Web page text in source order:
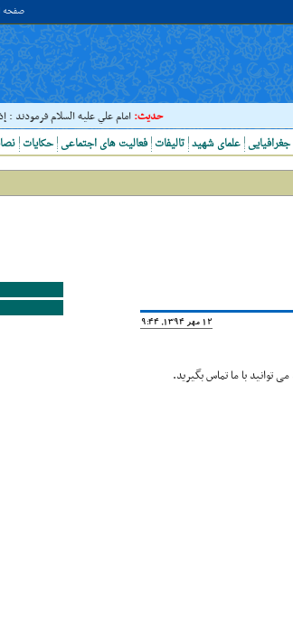
صفحه
حدیث:امام علي عليه السلام فرمودند : إذا
حکایات فعالیت های اجتماعی تالیفات علمای شهید
12 مهر 1394, 19:44
با ما تماس بگیرید.